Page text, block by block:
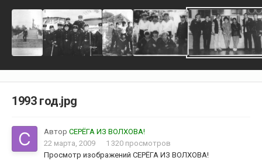
1993 год.jpg
Автор СЕРЁГА ИЗ ВОЛХОВА!
22 марта, 2009
1 320 просмотров
Просмотр изображений СЕРЁГА ИЗ ВОЛХОВА!